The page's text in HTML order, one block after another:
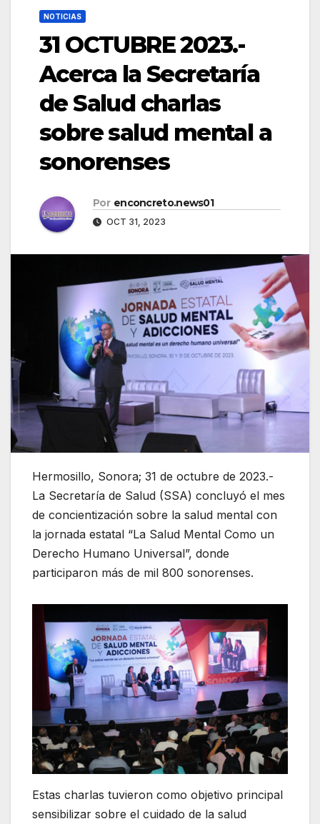
NOTICIAS
31 OCTUBRE 2023.-
Acerca la Secretaría
de Salud charlas
sobre salud mental a
sonorenses
Por enconcreto.news01
OCT 31, 2023
Hermosillo, Sonora; 31 de octubre de 2023.-
La Secretaría de Salud (SSA) concluyó el mes
de concientización sobre la salud mental con
la jornada estatal “La Salud Mental Como un
Derecho Humano Universal”, donde
participaron más de mil 800 sonorenses.
Estas charlas tuvieron como objetivo principal
sensibilizar sobre el cuidado de la salud